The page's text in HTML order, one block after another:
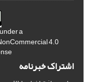
a
4.0
اشتراک خبرنامه